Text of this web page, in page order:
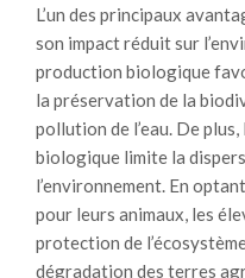
L’un des principaux
son impact réduit sur
production biologique
la préservation de la
pollution de l’eau. De plus,
biologique limite la
l’environnement. En
pour leurs animaux, les
protection de
dégradation des terres